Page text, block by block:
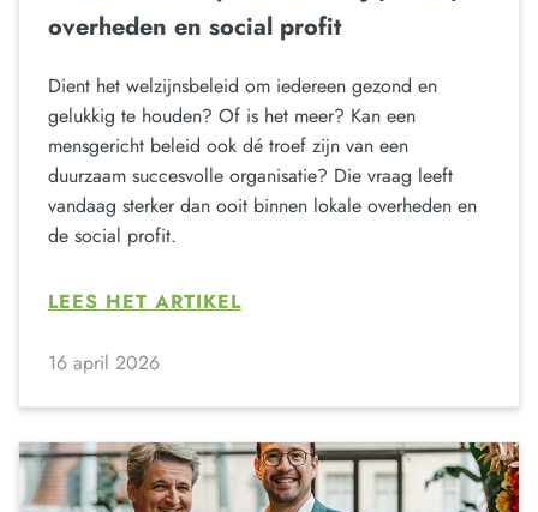
overheden en social profit
Dient het welzijnsbeleid om iedereen gezond en
gelukkig te houden? Of is het meer? Kan een
mensgericht beleid ook dé troef zijn van een
duurzaam succesvolle organisatie? Die vraag leeft
vandaag sterker dan ooit binnen lokale overheden en
de social profit.
LEES HET ARTIKEL
16 april 2026